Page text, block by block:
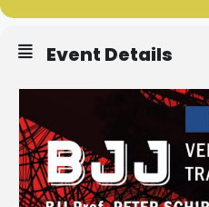
Event Details